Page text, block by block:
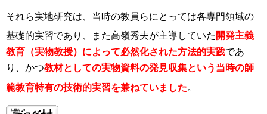
それら実地研究は、当時の教員らにとっては各専門領域の
基礎的実習であり
、また高嶺秀夫が主導していた 開発主義
教育（実物教授）によって必然化された方法的実践であ
り、かつ教材としての実物資料の発見収集という当時の師
範教育特有の技術的実習を兼ねていました。